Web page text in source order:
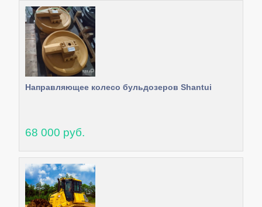
Направляющее колесо бульдозеров Shantui
68 000 руб.